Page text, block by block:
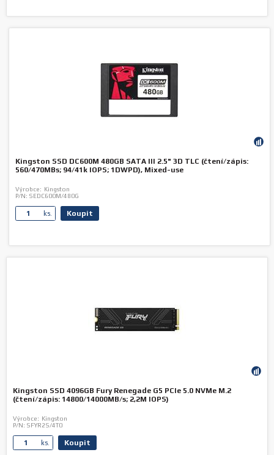
Kingston SSD DC600M 480GB SATA III 2.5" 3D TLC (čtení/zápis:
560/470MBs; 94/41k IOPS; 1DWPD), Mixed-use
Výrobce: Kingston
P/N: SEDC600M/480G
ks. Koupit
Kingston SSD 4096GB Fury Renegade G5 PCIe 5.0 NVMe M.2
(čtení/zápis: 14800/14000MB/s; 2,2M IOPS)
Výrobce: Kingston
P/N: SFYR2S/4T0
ks. Koupit